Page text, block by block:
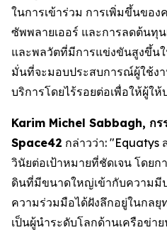
ในการเข้าร่วม การเพิ่มขึ้นขอ
ซัพพลายเออร์ และการลดต้นทุ
และพลวัตที่มีการแข่งขันสูงขึ้น
มั่นที่จะมอบประสบการณ์ผู้ใช้ง
บริการโดยไร้รอยต่อเพื่อให้ผู้ให้
Karim Michel Sabbagh, กร
Space42 กล่าวว่า: "Equatys
วินัยต่อเป้าหมายที่ชัดเจน โดย
ดินที่มีขนาดใหญ่เข้ากับความมี
ความร่วมมือได้ฝังลึกอยู่ในกลยุ
เป็นผู้นำระดับโลกด้านเครือข่า